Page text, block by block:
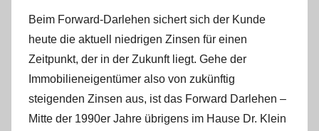
Beim Forward-Darlehen sichert sich der Kunde
heute die aktuell niedrigen Zinsen für einen
Zeitpunkt, der in der Zukunft liegt. Gehe der
Immobilieneigentümer also von zukünftig
steigenden Zinsen aus, ist das Forward Darlehen –
Mitte der 1990er Jahre übrigens im Hause Dr. Klein